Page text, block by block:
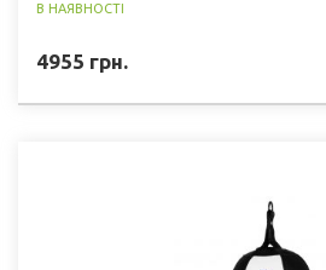
В НАЯВНОСТІ
4955 грн.